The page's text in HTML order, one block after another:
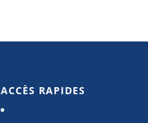
ACCÈS RAPIDES